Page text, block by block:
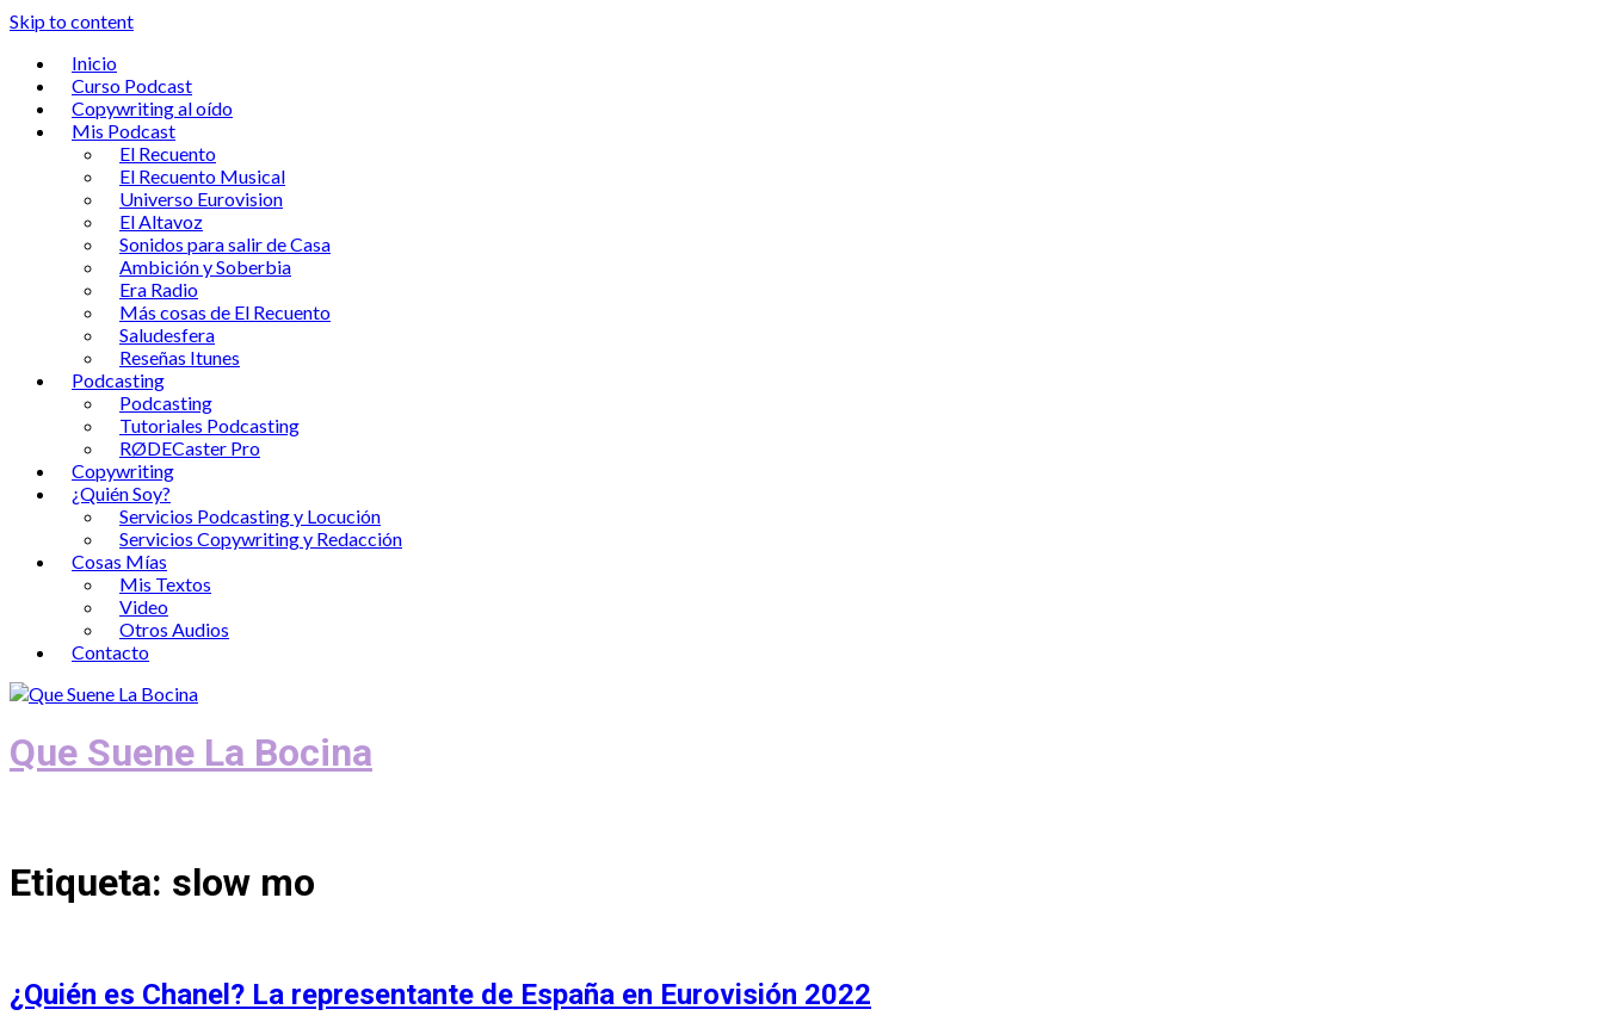
Skip to content
Inicio
Curso Podcast
Copywriting al oído
Mis Podcast
El Recuento
El Recuento Musical
Universo Eurovision
El Altavoz
Sonidos para salir de Casa
Ambición y Soberbia
Era Radio
Más cosas de El Recuento
Saludesfera
Reseñas Itunes
Podcasting
Podcasting
Tutoriales Podcasting
RØDECaster Pro
Copywriting
¿Quién Soy?
Servicios Podcasting y Locución
Servicios Copywriting y Redacción
Cosas Mías
Mis Textos
Video
Otros Audios
Contacto
Que Suene La Bocina
Etiqueta: slow mo
¿Quién es Chanel? La representante de España en Eurovisión 2022